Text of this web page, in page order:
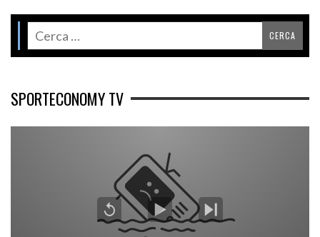
SPORTECONOMY TV